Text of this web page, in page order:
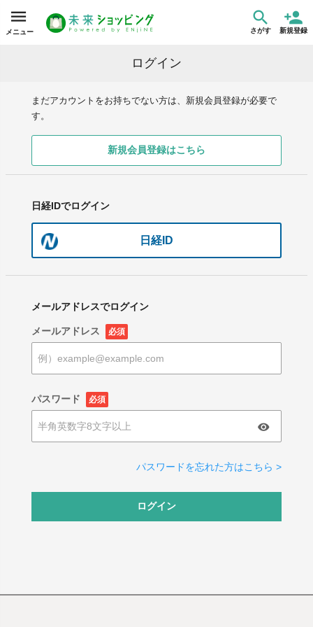
メニュー さがす 新規登録
ログイン
まだアカウントをお持ちでない方は、新規会員登録が必要で
す。
新規会員登録はこちら
日経IDでログイン
日経ID
メールアドレスでログイン
メールアドレス 必須
パスワード 必須
パスワードを忘れた方はこちら >
ログイン